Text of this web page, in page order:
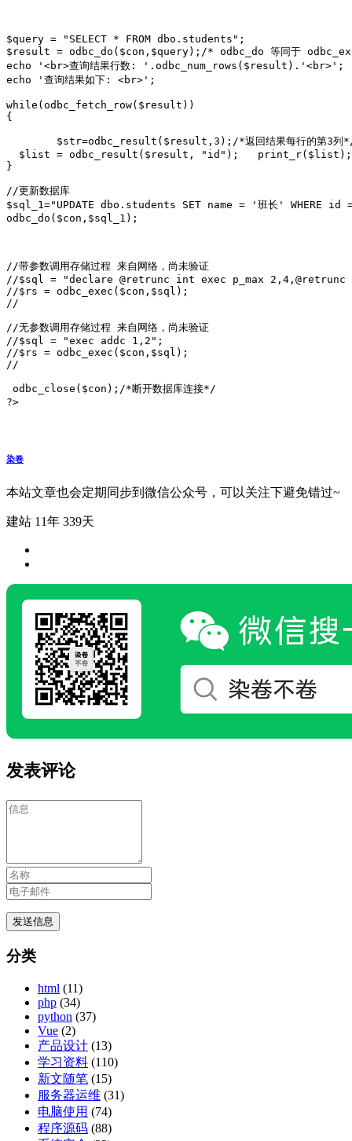
$query = "SELECT * FROM dbo.students";
$result = odbc_do($con,$query);/* odbc_do 等同于
echo '<br>查询结果行数: '.odbc_num_rows($result).'<br>';
echo '查询结果如下: <br>';
while(odbc_fetch_row($result))
{
$list = odbc_result($result, "id");
}
//更新数据库
$sql_1="UPDATE dbo.students SET name = '班长' WHERE
odbc_do($con,$sql_1);
//带参数调用存储过程 来自网络，尚未验证
//$sql = "declare @retrunc int exec p_max
//$rs = odbc_exec($con,$sql);
//
//无参数调用存储过程 来自网络，尚未验证
//$sql = "exec addc 1,2";
//$rs = odbc_exec($con,$sql);
//
odbc_close($con);/*断开数据库连接*/
?>
染卷
本站文章也会定期同步到微信公众号，可以关注下避免错过~
建站 11年 339天
发表评论
分类
html (11)
php (34)
python (37)
Vue (2)
产品设计 (13)
学习资料 (110)
新文随笔 (15)
服务器运维 (31)
电脑使用 (74)
程序源码 (88)